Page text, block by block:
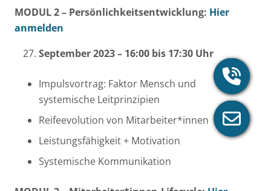
MODUL 2 – Persönlichkeitsentwicklung: Hier
anmelden
September 2023 – 16:00 bis 17:30 Uhr
Impulsvortrag: Faktor Mensch und
systemische Leitprinzipien
Reifeevolution von Mitarbeiter*innen
Leistungsfähigkeit + Motivation
Systemische Kommunikation